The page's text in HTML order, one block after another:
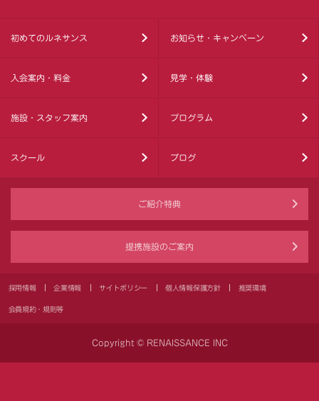
初めてのルネサンス お知らせ・キャンペーン
入会案内・料金 見学・体験
施設・スタッフ案内 プログラム
スクール ブログ
ご紹介特典
提携施設のご案内
採用情報 企業情報 サイトポリシー 個人情報保護方針 推奨環境
会員規約・規則等
Copyright © RENAISSANCE INC